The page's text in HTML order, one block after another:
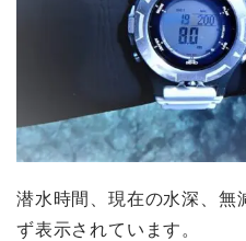
潜水時間、現在の水深、無
ず表示されています。